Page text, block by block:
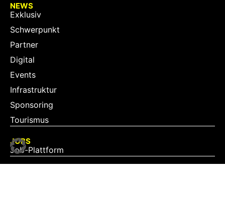
NEWS
Exklusiv
Schwerpunkt
Partner
Digital
Events
Infrastruktur
Sponsoring
Tourismus
JOBS
Job-Plattform